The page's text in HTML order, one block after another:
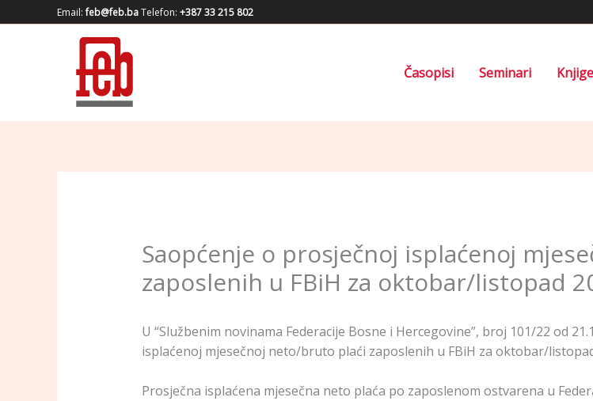
to
Email:feb@feb.baTelefon: +387 33 215 802
Časopisi Seminari Knjige
Saopćenje o prosječnoj isplaćenoj
zaposlenih u FBiH za oktobar/listopad
U “Službenim novinama Federacije Bosne i Hercegovine”, broj 101/22 od
isplaćenoj mjesečnoj neto/bruto plaći zaposlenih u FBiH za oktobar/
Prosječna isplaćena mjesečna neto plaća po zaposlenom ostvarena u